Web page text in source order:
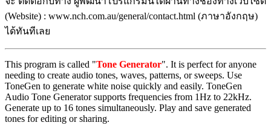
(Website) : www.nch.com.au/general/contact.html (ภาษาอังกฤษ)
ได้ทันทีเลย
This program is called "Tone Generator". It is perfect for anyone
needing to create audio tones, waves, patterns, or sweeps. Use
ToneGen to generate white noise quickly and easily. ToneGen
Audio Tone Generator supports frequencies from 1Hz to 22kHz.
Generate up to 16 tones simultaneously. Play and save generated
tones for editing or sharing.